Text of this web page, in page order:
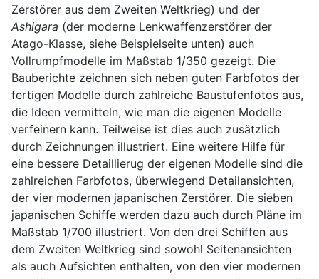
Zerstörer aus dem Zweiten Weltkrieg) und der
Ashigara (der moderne Lenkwaffenzerstörer der
Atago-Klasse, siehe Beispielseite unten) auch
Vollrumpfmodelle im Maßstab 1/350 gezeigt. Die
Bauberichte zeichnen sich neben guten Farbfotos der
fertigen Modelle durch zahlreiche Baustufenfotos aus,
die Ideen vermitteln, wie man die eigenen Modelle
verfeinern kann. Teilweise ist dies auch zusätzlich
durch Zeichnungen illustriert. Eine weitere Hilfe für
eine bessere Detaillierug der eigenen Modelle sind die
zahlreichen Farbfotos, überwiegend Detailansichten,
der vier modernen japanischen Zerstörer. Die sieben
japanischen Schiffe werden dazu auch durch Pläne im
Maßstab 1/700 illustriert. Von den drei Schiffen aus
dem Zweiten Weltkrieg sind sowohl Seitenansichten
als auch Aufsichten enthalten, von den vier modernen